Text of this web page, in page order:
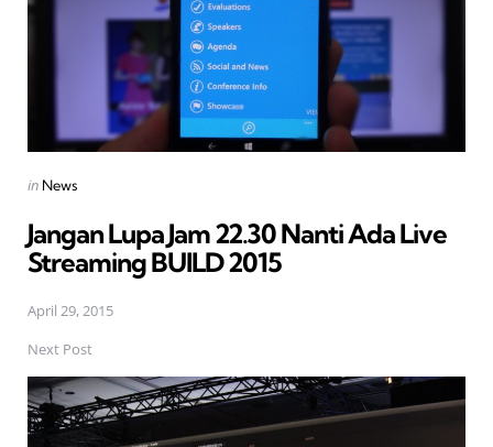
Posted
in News
Jangan Lupa Jam 22.30 Nanti Ada Live
Streaming BUILD 2015
April 29, 2015
Next Post